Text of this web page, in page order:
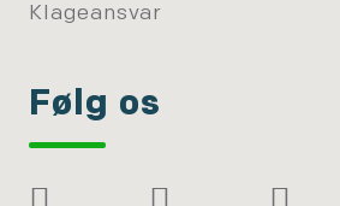
Klageansvar
Følg os